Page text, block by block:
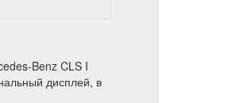
Benz CLS I
дисплей, в